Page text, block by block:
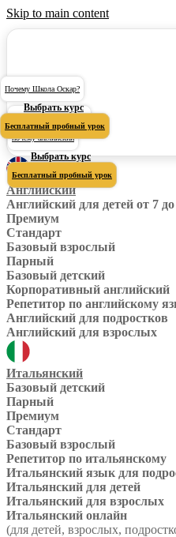
Skip to main content
почему английский
Выбрать курс
Бесплатный пробный урок
Английский
Английский для детей от 7 до
Премиум
Стандарт
Базовый взрослый
Парный
Базовый детский
Корпоративный английский
Репетитор по английскому
Английский для подростков
Английский для взрослых
Итальянский
Базовый детский
Парный
Премиум
Стандарт
Базовый взрослый
Репетитор по итальянскому
Итальянский язык для
Итальянский для детей
Итальянский для взрослых
Итальянский онлайн
(для детей, взрослых,
Почему Школа Оскар?
Выбрать курс
Бесплатный пробный урок